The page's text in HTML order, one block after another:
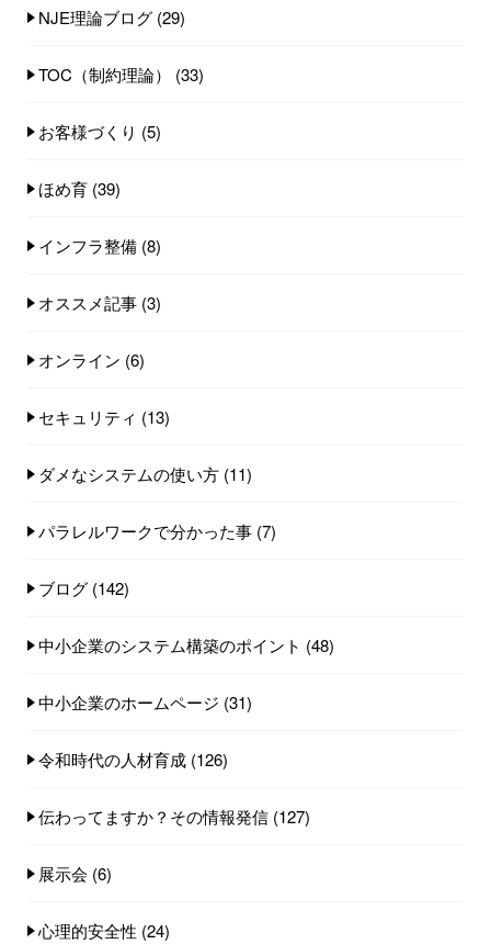
NJE理論ブログ (29)
TOC（制約理論） (33)
お客様づくり (5)
ほめ育 (39)
インフラ整備 (8)
オススメ記事 (3)
オンライン (6)
セキュリティ (13)
ダメなシステムの使い方 (11)
パラレルワークで分かった事 (7)
ブログ (142)
中小企業のシステム構築のポイント (48)
中小企業のホームページ (31)
令和時代の人材育成 (126)
伝わってますか？その情報発信 (127)
展示会 (6)
心理的安全性 (24)